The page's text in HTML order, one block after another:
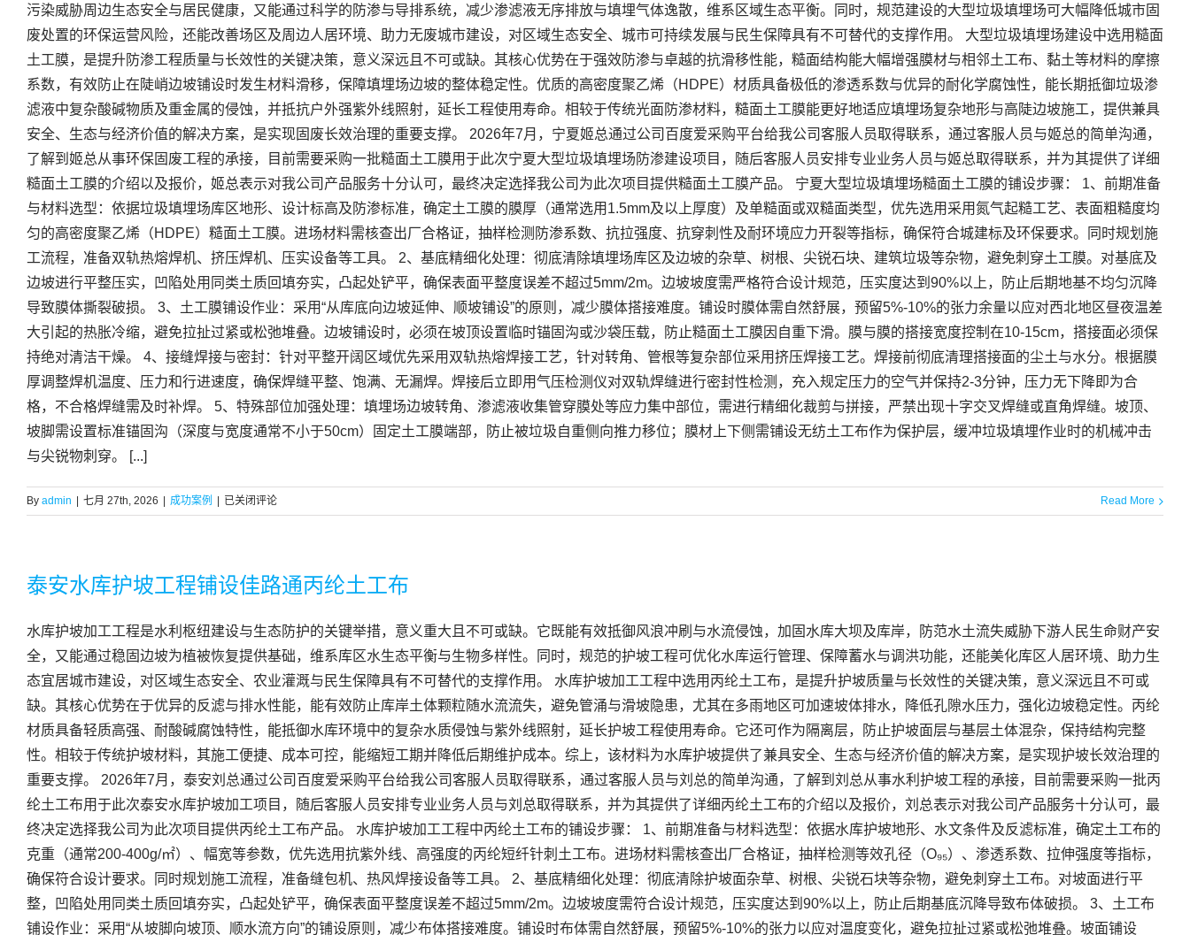
选
佳
路
通
纤
土
工
污染威胁周边生态安全与居民健康，又能通过科学的防渗与导排系统，减少渗滤液无序排放与填埋气体逸散，维系区域生态平衡。同时，规范建设的大型垃圾填埋场可大幅降低城市固
废处置的环保运营风险，还能改善场区及周边人居环境、助力无废城市建设，对区域生态安全、城市可持续发展与民生保障具有不可替代的支撑作用。 大型垃圾填埋场建设中选用糙面
土工膜，是提升防渗工程质量与长效性的关键决策，意义深远且不可或缺。其核心优势在于强效防渗与卓越的抗滑移性能，糙面结构能大幅增强膜材与相邻土工布、黏土等材料的摩擦
系数，有效防止在陡峭边坡铺设时发生材料滑移，保障填埋场边坡的整体稳定性。优质的高密度聚乙烯（HDPE）材质具备极低的渗透系数与优异的耐化学腐蚀性，能长期抵御垃圾渗
滤液中复杂酸碱物质及重金属的侵蚀，并抵抗户外强紫外线照射，延长工程使用寿命。相较于传统光面防渗材料，糙面土工膜能更好地适应填埋场复杂地形与高陡边坡施工，提供兼具
安全、生态与经济价值的解决方案，是实现固废长效治理的重要支撑。 2026年7月，宁夏姬总通过公司百度爱采购平台给我公司客服人员取得联系，通过客服人员与姬总的简单沟通，
了解到姬总从事环保固废工程的承接，目前需要采购一批糙面土工膜用于此次宁夏大型垃圾填埋场防渗建设项目，随后客服人员安排专业业务人员与姬总取得联系，并为其提供了详细
糙面土工膜的介绍以及报价，姬总表示对我公司产品服务十分认可，最终决定选择我公司为此次项目提供糙面土工膜产品。 宁夏大型垃圾填埋场糙面土工膜的铺设步骤： 1、前期准备
与材料选型：依据垃圾填埋场库区地形、设计标高及防渗标准，确定土工膜的膜厚（通常选用1.5mm及以上厚度）及单糙面或双糙面类型，优先选用采用氮气起糙工艺、表面粗糙度均
匀的高密度聚乙烯（HDPE）糙面土工膜。进场材料需核查出厂合格证，抽样检测防渗系数、抗拉强度、抗穿刺性及耐环境应力开裂等指标，确保符合城建标及环保要求。同时规划施
工流程，准备双轨热熔焊机、挤压焊机、压实设备等工具。 2、基底精细化处理：彻底清除填埋场库区及边坡的杂草、树根、尖锐石块、建筑垃圾等杂物，避免刺穿土工膜。对基底及
边坡进行平整压实，凹陷处用同类土质回填夯实，凸起处铲平，确保表面平整度误差不超过5mm/2m。边坡坡度需严格符合设计规范，压实度达到90%以上，防止后期地基不均匀沉降
导致膜体撕裂破损。 3、土工膜铺设作业：采用“从库底向边坡延伸、顺坡铺设”的原则，减少膜体搭接难度。铺设时膜体需自然舒展，预留5%-10%的张力余量以应对西北地区昼夜温差
大引起的热胀冷缩，避免拉扯过紧或松弛堆叠。边坡铺设时，必须在坡顶设置临时锚固沟或沙袋压载，防止糙面土工膜因自重下滑。膜与膜的搭接宽度控制在10-15cm，搭接面必须保
持绝对清洁干燥。 4、接缝焊接与密封：针对平整开阔区域优先采用双轨热熔焊接工艺，针对转角、管根等复杂部位采用挤压焊接工艺。焊接前彻底清理搭接面的尘土与水分。根据膜
厚调整焊机温度、压力和行进速度，确保焊缝平整、饱满、无漏焊。焊接后立即用气压检测仪对双轨焊缝进行密封性检测，充入规定压力的空气并保持2-3分钟，压力无下降即为合
格，不合格焊缝需及时补焊。 5、特殊部位加强处理：填埋场边坡转角、渗滤液收集管穿膜处等应力集中部位，需进行精细化裁剪与拼接，严禁出现十字交叉焊缝或直角焊缝。坡顶、
坡脚需设置标准锚固沟（深度与宽度通常不小于50cm）固定土工膜端部，防止被垃圾自重侧向推力移位；膜材上下侧需铺设无纺土工布作为保护层，缓冲垃圾填埋作业时的机械冲击
与尖锐物刺穿。 [...]
By admin 七月 27th, 2026 成功案例
宁
夏
垃
圾
埋
场
设
糙
面
工
膜
已关闭评论 Read More
泰安水库护坡工程铺设佳路通丙纶土工布
水库护坡加工工程是水利枢纽建设与生态防护的关键举措，意义重大且不可或缺。它既能有效抵御风浪冲刷与水流侵蚀，加固水库大坝及库岸，防范水土流失威胁下游人民生命财产安
全，又能通过稳固边坡为植被恢复提供基础，维系库区水生态平衡与生物多样性。同时，规范的护坡工程可优化水库运行管理、保障蓄水与调洪功能，还能美化库区人居环境、助力生
态宜居城市建设，对区域生态安全、农业灌溉与民生保障具有不可替代的支撑作用。 水库护坡加工工程中选用丙纶土工布，是提升护坡质量与长效性的关键决策，意义深远且不可或
缺。其核心优势在于优异的反滤与排水性能，能有效防止库岸土体颗粒随水流流失，避免管涌与滑坡隐患，尤其在多雨地区可加速坡体排水，降低孔隙水压力，强化边坡稳定性。丙纶
材质具备轻质高强、耐酸碱腐蚀特性，能抵御水库环境中的复杂水质侵蚀与紫外线照射，延长护坡工程使用寿命。它还可作为隔离层，防止护坡面层与基层土体混杂，保持结构完整
性。相较于传统护坡材料，其施工便捷、成本可控，能缩短工期并降低后期维护成本。综上，该材料为水库护坡提供了兼具安全、生态与经济价值的解决方案，是实现护坡长效治理的
重要支撑。 2026年7月，泰安刘总通过公司百度爱采购平台给我公司客服人员取得联系，通过客服人员与刘总的简单沟通，了解到刘总从事水利护坡工程的承接，目前需要采购一批丙
纶土工布用于此次泰安水库护坡加工项目，随后客服人员安排专业业务人员与刘总取得联系，并为其提供了详细丙纶土工布的介绍以及报价，刘总表示对我公司产品服务十分认可，最
终决定选择我公司为此次项目提供丙纶土工布产品。 水库护坡加工工程中丙纶土工布的铺设步骤： 1、前期准备与材料选型：依据水库护坡地形、水文条件及反滤标准，确定土工布的
克重（通常200-400g/㎡）、幅宽等参数，优先选用抗紫外线、高强度的丙纶短纤针刺土工布。进场材料需核查出厂合格证，抽样检测等效孔径（O₉₅）、渗透系数、拉伸强度等指标，
确保符合设计要求。同时规划施工流程，准备缝包机、热风焊接设备等工具。 2、基底精细化处理：彻底清除护坡面杂草、树根、尖锐石块等杂物，避免刺穿土工布。对坡面进行平
整，凹陷处用同类土质回填夯实，凸起处铲平，确保表面平整度误差不超过5mm/2m。边坡坡度需符合设计规范，压实度达到90%以上，防止后期基底沉降导致布体破损。 3、土工布
铺设作业：采用“从坡脚向坡顶、顺水流方向”的铺设原则，减少布体搭接难度。铺设时布体需自然舒展，预留5%-10%的张力以应对温度变化，避免拉扯过紧或松弛堆叠。坡面铺设